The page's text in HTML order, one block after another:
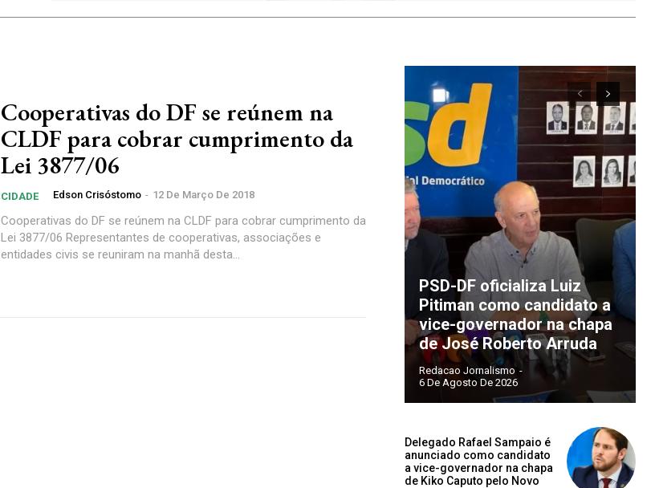
Cooperativas do DF se reúnem na
CLDF para cobrar cumprimento da
Lei 3877/06
CIDADE Edson Crisóstomo - 12 De Março De 2018
Cooperativas do DF se reúnem na CLDF para cobrar cumprimento da
Lei 3877/06 Representantes de cooperativas, associações e
entidades civis se reuniram na manhã desta...
PSD-DF oficializa Luiz
Pitiman como candidato a
vice-governador na chapa
de José Roberto Arruda
Redacao Jornalismo -
6 De Agosto De 2026
Delegado Rafael Sampaio é
anunciado como candidato
a vice-governador na chapa
de Kiko Caputo pelo Novo